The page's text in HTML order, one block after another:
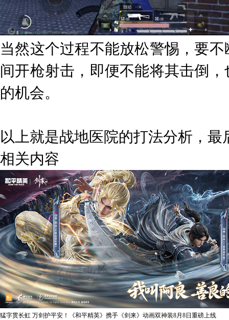
当然这个过程不能放松警惕，要
间开枪射击，即便不能将其击倒
的机会。
以上就是战地医院的打法分析，
相关内容
猛字贯长虹 万剑护平安！《和平精英》携手《剑来》动画双神装8月8日重磅上线